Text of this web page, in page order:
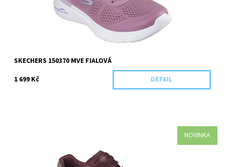
SKECHERS 150370 MVE FIALOVÁ
1 699 Kč
DETAIL
NOVINKA
Kategorie: Dospělá obuv Barva: Šedo bordó Materiál: Textilní Pro